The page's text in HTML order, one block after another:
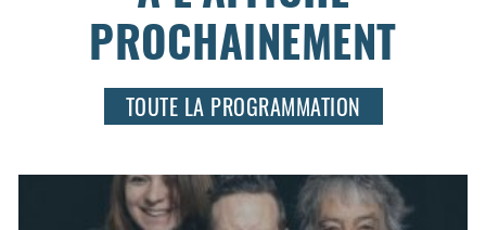
PROCHAINEMENT
TOUTE LA PROGRAMMATION
La surprise du